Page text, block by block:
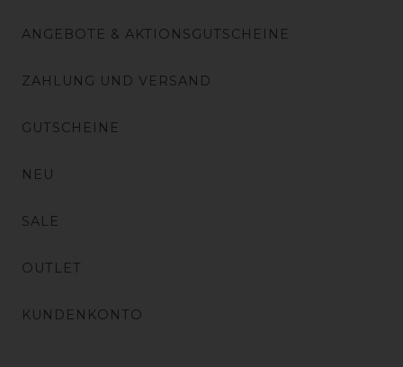
ANGEBOTE & AKTIONSGUTSCHEINE
ZAHLUNG UND VERSAND
GUTSCHEINE
NEU
SALE
OUTLET
KUNDENKONTO